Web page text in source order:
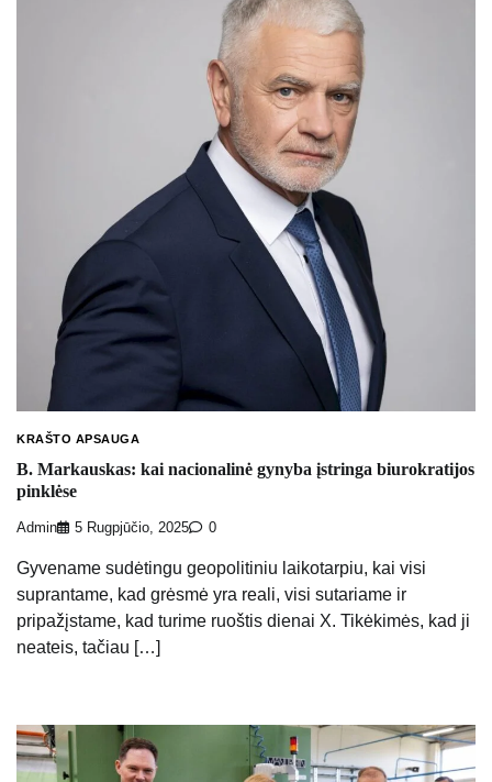
KRAŠTO APSAUGA
B. Markauskas: kai nacionalinė gynyba įstringa biurokratijos
pinklėse
Admin 5 Rugpjūčio, 2025 0
Gyvename sudėtingu geopolitiniu laikotarpiu, kai visi
suprantame, kad grėsmė yra reali, visi sutariame ir
pripažįstame, kad turime ruoštis dienai X. Tikėkimės, kad ji
neateis, tačiau […]